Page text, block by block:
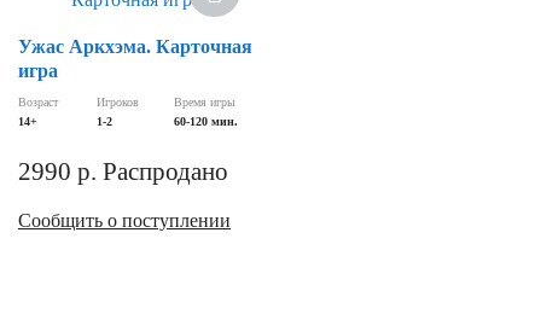
Ужас Аркхэма. Карточная
игра
Возраст
14+
Игроков
1-2
Время игры
60-120 мин.
2990 р. Распродано
Сообщить о поступлении